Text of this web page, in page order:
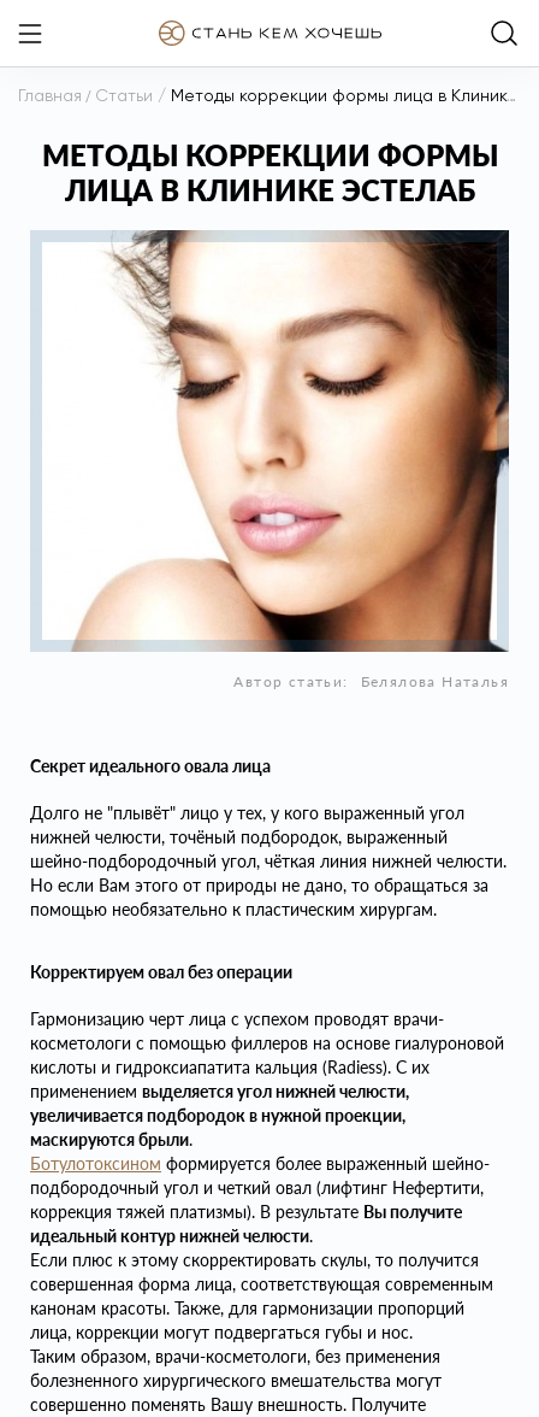
Главная / Статьи / Методы коррекции формы лица в Клинике ЭСТЕЛАБ
МЕТОДЫ КОРРЕКЦИИ ФОРМЫ
ЛИЦА В КЛИНИКЕ ЭСТЕЛАБ
Автор статьи: Белялова Наталья
Секрет идеального овала лица
Долго не "плывёт" лицо у тех, у кого выраженный угол
нижней челюсти, точёный подбородок, выраженный
шейно-подбородочный угол, чёткая линия нижней челюсти.
Но если Вам этого от природы не дано, то обращаться за
помощью необязательно к пластическим хирургам.
Корректируем овал без операции
Гармонизацию черт лица с успехом проводят врачи-
косметологи с помощью филлеров на основе гиалуроновой
кислоты и гидроксиапатита кальция (Radiess). С их
применением выделяется угол нижней челюсти,
увеличивается подбородок в нужной проекции,
маскируются брыли.
Ботулотоксином формируется более выраженный шейно-
подбородочный угол и четкий овал (лифтинг Нефертити,
коррекция тяжей платизмы). В результате Вы получите
идеальный контур нижней челюсти.
Если плюс к этому скорректировать скулы, то получится
совершенная форма лица, соответствующая современным
канонам красоты. Также, для гармонизации пропорций
лица, коррекции могут подвергаться губы и нос.
Таким образом, врачи-косметологи, без применения
болезненного хирургического вмешательства могут
совершенно поменять Вашу внешность. Получите